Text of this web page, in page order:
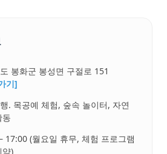
봉화군 봉성면 구절로 151
기]
. 목공예 체험, 숲속 놀이터, 자연
동
17:00 (월요일 휴무, 체험 프로그램
약)